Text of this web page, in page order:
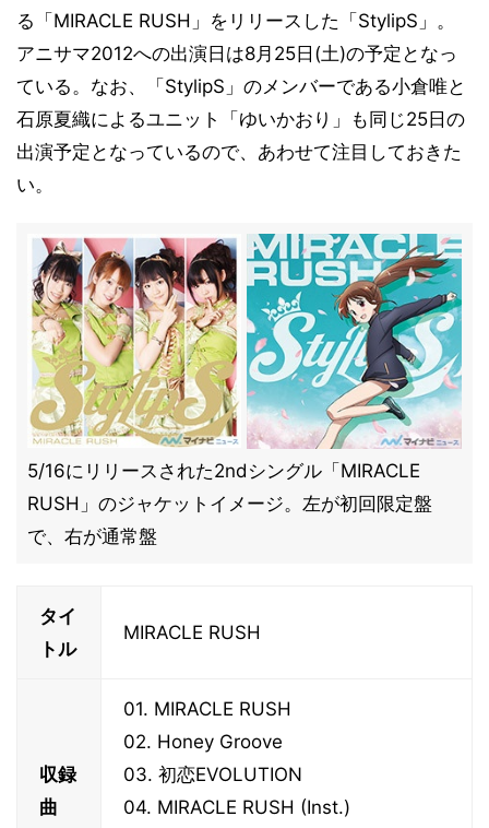
る「MIRACLE RUSH」をリリースした「StylipS」。
アニサマ2012への出演日は8月25日(土)の予定となっ
ている。なお、「StylipS」のメンバーである小倉唯と
石原夏織によるユニット「ゆいかおり」も同じ25日の
出演予定となっているので、あわせて注目しておきた
い。
5/16にリリースされた2ndシングル「MIRACLE
RUSH」のジャケットイメージ。左が初回限定盤
で、右が通常盤
タイ
トル
MIRACLE RUSH
収録
曲
01. MIRACLE RUSH
02. Honey Groove
03. 初恋EVOLUTION
04. MIRACLE RUSH (Inst.)